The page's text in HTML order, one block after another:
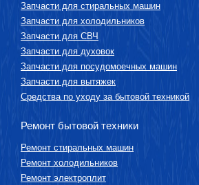
Запчасти для стиральных машин
Запчасти для холодильников
Запчасти для СВЧ
Запчасти для духовок
Запчасти для посудомоечных машин
Запчасти для вытяжек
Средства по уходу за бытовой техникой
Ремонт бытовой техники
Ремонт стиральных машин
Ремонт холодильников
Ремонт электроплит